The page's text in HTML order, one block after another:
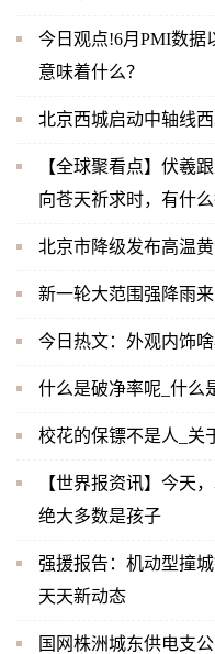
今日观点!6月PMI数据
意味着什么？
北京西城启动中轴线
【全球聚看点】伏羲
向苍天祈求时，有什么
北京市降级发布高温
新一轮大范围强降雨
今日热文：外观内饰
什么是破净率呢_什么
校花的保镖不是人_关
【世界报资讯】今天
绝大多数是孩子
强援报告：机动型撞
天天新动态
国网株洲城东供电支